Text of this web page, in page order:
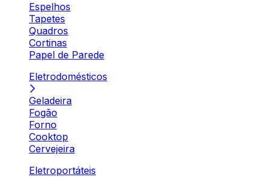
Espelhos
Tapetes
Quadros
Cortinas
Papel de Parede
Eletrodomésticos
Geladeira
Fogão
Forno
Cooktop
Cervejeira
Eletroportáteis